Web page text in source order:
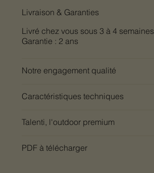
Livraison & Garanties
Livré chez vous sous 3 à 4 semaines
Garantie : 2 ans
Notre engagement qualité
Caractéristiques techniques
Talenti, l'outdoor premium
PDF à télécharger